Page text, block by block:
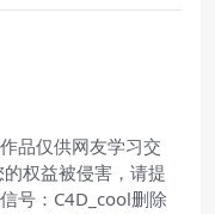
品仅供网友学习交
权益被侵害，请提
号：C4D_cool删除